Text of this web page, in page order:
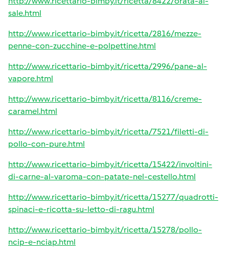
sale.html
http://www.ricettario-bimby.it/ricetta/2816/mezze-
penne-con-zucchine-e-polpettine.html
http://www.ricettario-bimby.it/ricetta/2996/pane-al-
vapore.html
http://www.ricettario-bimby.it/ricetta/8116/creme-
caramel.html
http://www.ricettario-bimby.it/ricetta/7521/filetti-di-
pollo-con-pure.html
http://www.ricettario-bimby.it/ricetta/15422/involtini-
di-carne-al-varoma-con-patate-nel-cestello.html
http://www.ricettario-bimby.it/ricetta/15277/quadrotti-
spinaci-e-ricotta-su-letto-di-ragu.html
http://www.ricettario-bimby.it/ricetta/15278/pollo-
ncip-e-nciap.html